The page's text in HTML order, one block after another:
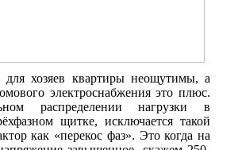
для хозяев квартиры неощутимы, а
электроснабжения это плюс.
распределении нагрузки в
щитке, исключается такой
как «перекос фаз». Это когда на